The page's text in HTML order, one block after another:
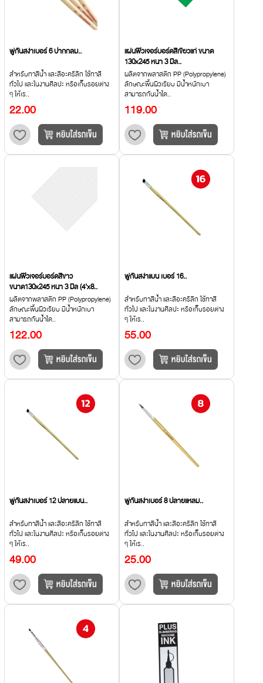
พู่กันสง่าเบอร์ 6 ปากกลม..
สำหรับทาสีน้ำ และสีอะคริลิก ใช้ทาสี
ทั่วไป และในงานศิลปะ หรือเก็บรอยต่าง
ๆ ให้เร..
22.00
แผ่นฟิวเจอร์บอร์ดสีเขียวแก่ ขนาด
130x245 หนา 3 มิล..
ผลิตจากพลาสติก PP (Polypropylene)
ลักษณะพื้นผิวเรียบ มีน้ำหนักเบา
สามารถกันน้ำได..
119.00
แผ่นฟิวเจอร์บอร์ดสีขาว
ขนาด130x245 หนา 3 มิล (4'x8..
ผลิตจากพลาสติก PP (Polypropylene)
ลักษณะพื้นผิวเรียบ มีน้ำหนักเบา
สามารถกันน้ำได..
122.00
พู่กันสง่าแบน เบอร์ 16..
สำหรับทาสีน้ำ และสีอะคริลิก ใช้ทาสี
ทั่วไป และในงานศิลปะ หรือเก็บรอยต่าง
ๆ ให้เร..
55.00
พู่กันสง่าเบอร์ 12 ปลายแบน..
สำหรับทาสีน้ำ และสีอะคริลิก ใช้ทาสี
ทั่วไป และในงานศิลปะ หรือเก็บรอยต่าง
ๆ ให้เร..
49.00
พู่กันสง่าเบอร์ 8 ปลายแหลม..
สำหรับทาสีน้ำ และสีอะคริลิก ใช้ทาสี
ทั่วไป และในงานศิลปะ หรือเก็บรอยต่าง
ๆ ให้เร..
25.00